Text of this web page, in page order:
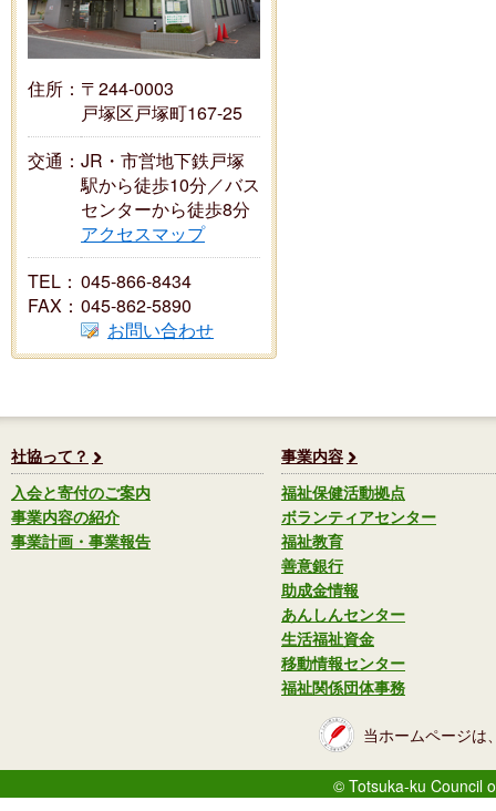
住所： 〒244-0003
戸塚区戸塚町167-25
交通： JR・市営地下鉄戸塚
駅から徒歩10分／バス
センターから徒歩8分
アクセスマップ
TEL： 045-866-8434
FAX： 045-862-5890
お問い合わせ
社協って？
入会と寄付のご案内
事業内容の紹介
事業計画・事業報告
事業内容
福祉保健活動拠点
ボランティアセンター
福祉教育
善意銀行
助成金情報
あんしんセンター
生活福祉資金
移動情報センター
福祉関係団体事務
当ホームページは
© Totsuka-ku Council